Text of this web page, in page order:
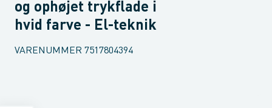
og ophøjet trykflade i
hvid farve - El-teknik
VARENUMMER 7517804394